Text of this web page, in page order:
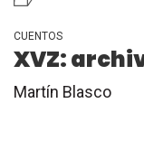
CUENTOS
XVZ:
Martín Blasco